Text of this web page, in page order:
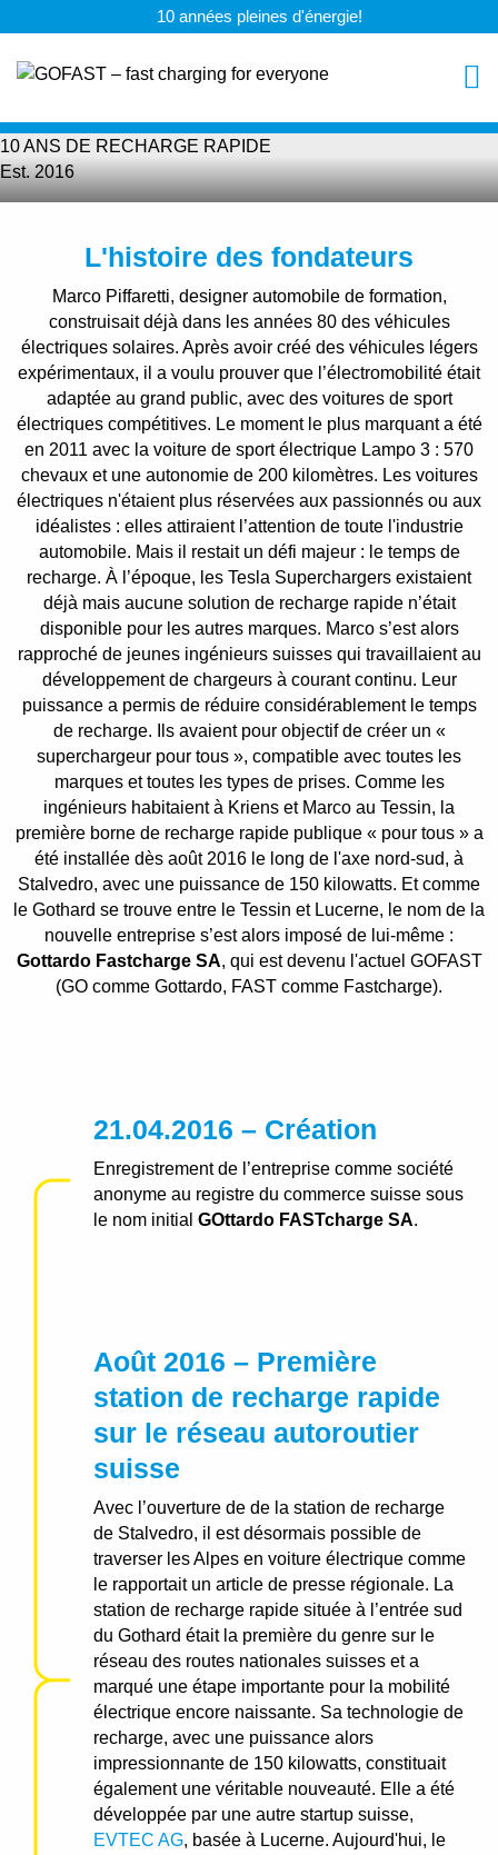
10 années pleines d'énergie!
10 ANS DE RECHARGE RAPIDE
Est. 2016
L'histoire des fondateurs
Marco Piffaretti, designer automobile de formation,
construisait déjà dans les années 80 des véhicules
électriques solaires. Après avoir créé des véhicules légers
expérimentaux, il a voulu prouver que l’électromobilité était
adaptée au grand public, avec des voitures de sport
électriques compétitives. Le moment le plus marquant a été
en 2011 avec la voiture de sport électrique Lampo 3 : 570
chevaux et une autonomie de 200 kilomètres. Les voitures
électriques n'étaient plus réservées aux passionnés ou aux
idéalistes : elles attiraient l’attention de toute l'industrie
automobile. Mais il restait un défi majeur : le temps de
recharge. À l’époque, les Tesla Superchargers existaient
déjà mais aucune solution de recharge rapide n’était
disponible pour les autres marques. Marco s’est alors
rapproché de jeunes ingénieurs suisses qui travaillaient au
développement de chargeurs à courant continu. Leur
puissance a permis de réduire considérablement le temps
de recharge. Ils avaient pour objectif de créer un «
superchargeur pour tous », compatible avec toutes les
marques et toutes les types de prises. Comme les
ingénieurs habitaient à Kriens et Marco au Tessin, la
première borne de recharge rapide publique « pour tous » a
été installée dès août 2016 le long de l'axe nord-sud, à
Stalvedro, avec une puissance de 150 kilowatts. Et comme
le Gothard se trouve entre le Tessin et Lucerne, le nom de la
nouvelle entreprise s’est alors imposé de lui-même :
Gottardo Fastcharge SA, qui est devenu l'actuel GOFAST
(GO comme Gottardo, FAST comme Fastcharge).
21.04.2016 – Création
Enregistrement de l’entreprise comme société
anonyme au registre du commerce suisse sous
le nom initial GOttardo FASTcharge SA.
Août 2016 – Première
station de recharge rapide
sur le réseau autoroutier
suisse
Avec l’ouverture de de la station de recharge
de Stalvedro, il est désormais possible de
traverser les Alpes en voiture électrique comme
le rapportait un article de presse régionale. La
station de recharge rapide située à l’entrée sud
du Gothard était la première du genre sur le
réseau des routes nationales suisses et a
marqué une étape importante pour la mobilité
électrique encore naissante. Sa technologie de
recharge, avec une puissance alors
impressionnante de 150 kilowatts, constituait
également une véritable nouveauté. Elle a été
développée par une autre startup suisse,
EVTEC AG, basée à Lucerne. Aujourd'hui, le